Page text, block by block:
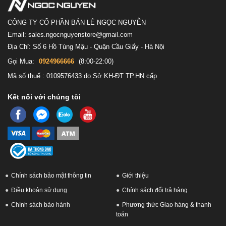
Core i7 và Core i9, hoặc AMD Ryzen 7 và Ryzen 9. Những bộ vi xử
lý này có tốc độ xung nhịp cao và đa nhân, giúp xử lý các tác vụ
nặng và đòi hỏi sự đa nhiệm một cách mượt mà.
từng phiên bản. Các card đồ họa này được thiết kế để đáp ứng nhu
cầu chơi game và xử lý đồ họa cao cấp, giúp bạn trải nghiệm các
tựa game AAA và ứng dụng đòi hỏi đồ họa cao một cách mượt mà
và sống động.
CÔNG TY CỔ PHẦN BÁN LẺ NGỌC NGUYỄN
Email: sales.ngocnguyenstore@gmail.com
Địa Chỉ: Số 6 Hồ Tùng Mậu - Quận Cầu Giấy - Hà Nội
Gọi Mua:
0924966666 (8:00-22:00)
Mã số thuế : 0109576433 do Sở KH-ĐT TP.HN cấp
Kết nối với chúng tôi
Chính sách bảo mật thông tin Giới thiệu
Điều khoản sử dụng Chính sách đổi trả hàng
Chính sách bảo hành
Phương thức Giao hàng & thanh
toán